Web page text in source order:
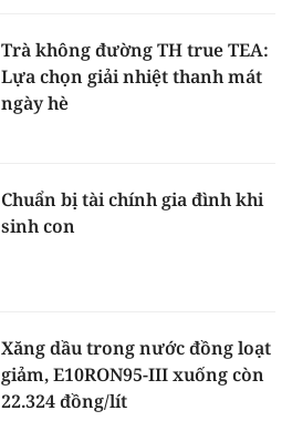
Trà không đường TH true TEA:
Lựa chọn giải nhiệt thanh mát
ngày hè
Chuẩn bị tài chính gia đình khi
sinh con
Xăng dầu trong nước đồng loạt
giảm, E10RON95-III xuống còn
22.324 đồng/lít